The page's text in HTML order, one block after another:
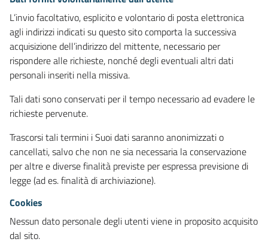
L’invio facoltativo, esplicito e volontario di posta elettronica
agli indirizzi indicati su questo sito comporta la successiva
acquisizione dell’indirizzo del mittente, necessario per
rispondere alle richieste, nonché degli eventuali altri dati
personali inseriti nella missiva.
Tali dati sono conservati per il tempo necessario ad evadere le
richieste pervenute.
Trascorsi tali termini i Suoi dati saranno anonimizzati o
cancellati, salvo che non ne sia necessaria la conservazione
per altre e diverse finalità previste per espressa previsione di
legge (ad es. finalità di archiviazione).
Cookies
Nessun dato personale degli utenti viene in proposito acquisito
dal sito.